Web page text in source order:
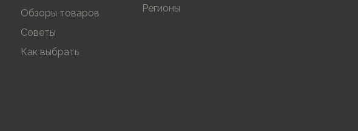
Обзоры товаров
Советы
Как выбрать
Регионы